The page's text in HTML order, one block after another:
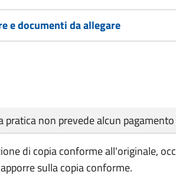
e documenti da allegare
pratica non prevede alcun pagamento
di copia conforme all'originale,
sulla copia conforme.